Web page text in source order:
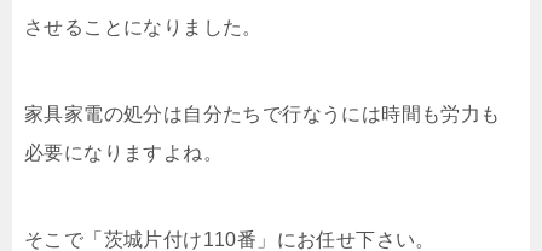
させることになりました。
家具家電の処分は自分たちで行なうには時間も労力も
必要になりますよね。
そこで「茨城片付け110番」にお任せ下さい。